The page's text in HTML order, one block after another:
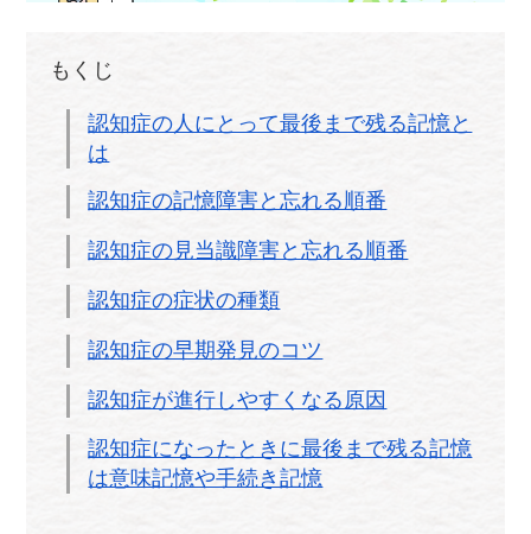
もくじ
認知症の人にとって最後まで残る記憶と
は
認知症の記憶障害と忘れる順番
認知症の見当識障害と忘れる順番
認知症の症状の種類
認知症の早期発見のコツ
認知症が進行しやすくなる原因
認知症になったときに最後まで残る記憶
は意味記憶や手続き記憶